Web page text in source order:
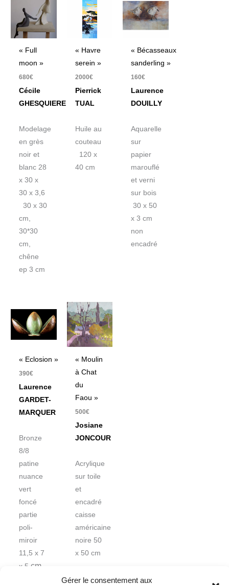
Gérer le consentement aux
« Full
moon »
680€
Cécile
GHESQUIERE
Modelage
en grès
noir et
blanc 28
x 30 x
30 x 3,6
30 x 30
cm,
30*30
cm,
chêne
ep 3 cm
« Havre
serein »
2000€
Pierrick
TUAL
Huile au
couteau
120 x
40 cm
« Bécasseaux
sanderling »
160€
Laurence
DOUILLY
Aquarelle
sur
papier
marouflé
et verni
sur bois
30 x 50
x 3 cm
non
encadré
« Eclosion »
390€
Laurence
GARDET-
MARQUER
Bronze
8/8
patine
nuance
vert
foncé
partie
poli-
miroir
11,5 x 7
x 5 cm
« Moulin
à Chat
du
Faou »
500€
Josiane
JONCOUR
Acrylique
sur toile
et
encadré
caisse
américaine
noire 50
x 50 cm